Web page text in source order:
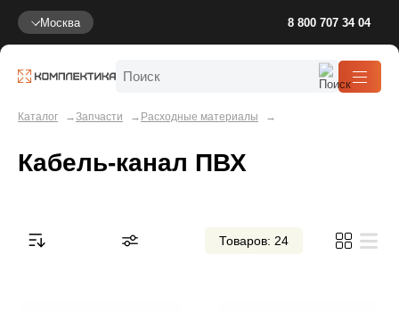
Москва 8 800 707 34 04
Каталог Запчасти Расходные материалы
Кабель-канал ПВХ
Товаров: 24